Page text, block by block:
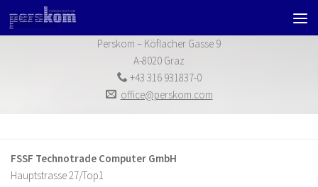
Zum Inhalt springen
Perskom – Köflacher Gasse 9
A-8020 Graz
+43 316 931837-0
office@perskom.com
FSSF Technotrade Computer GmbH
Hauptstrasse 27/Top1